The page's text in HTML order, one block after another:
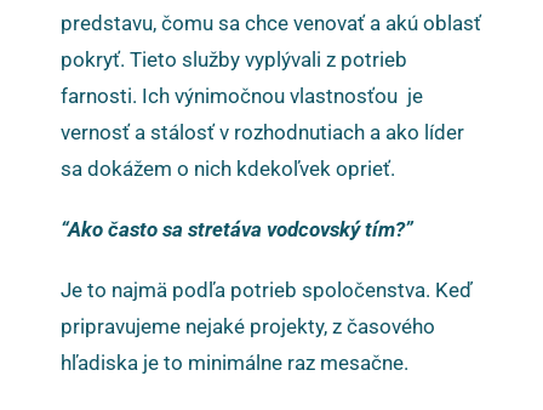
predstavu, čomu sa chce venovať a akú oblasť
pokryť. Tieto služby vyplývali z potrieb
farnosti. Ich výnimočnou vlastnosťou je
vernosť a stálosť v rozhodnutiach a ako líder
sa dokážem o nich kdekoľvek oprieť.
“Ako často sa stretáva vodcovský tím?”
Je to najmä podľa potrieb spoločenstva. Keď
pripravujeme nejaké projekty, z časového
hľadiska je to minimálne raz mesačne.